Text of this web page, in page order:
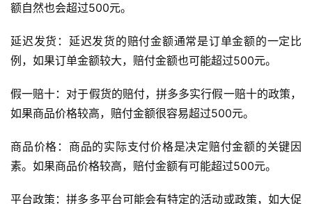
额自然也会超过500元。
延迟发货：延迟发货的赔付金额通常是订单金额的一定比
例，如果订单金额较大，赔付金额也可能超过500元。
假一赔十：对于假货的赔付，拼多多实行假一赔十的政策，
如果商品价格较高，赔付金额很容易超过500元。
商品价格：商品的实际支付价格是决定赔付金额的关键因
素。如果商品价格较高，赔付金额有可能超过500元。
平台政策：拼多多平台可能会有特定的活动或政策，如大促